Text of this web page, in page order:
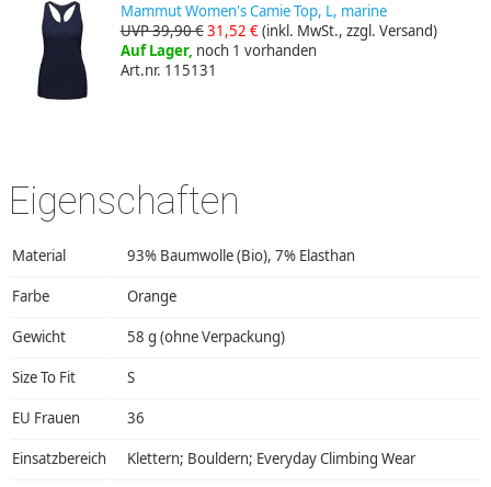
Mammut Women's Camie Top, L, marine
UVP 39,90 €31,52 €(inkl. MwSt., zzgl. Versand)
Auf Lager, noch 1 vorhanden
Art.nr. 115131
Eigenschaften
Material 93% Baumwolle (Bio), 7% Elasthan
Farbe Orange
Gewicht 58 g (ohne Verpackung)
Size To Fit S
EU Frauen 36
Einsatzbereich Klettern; Bouldern; Everyday Climbing Wear